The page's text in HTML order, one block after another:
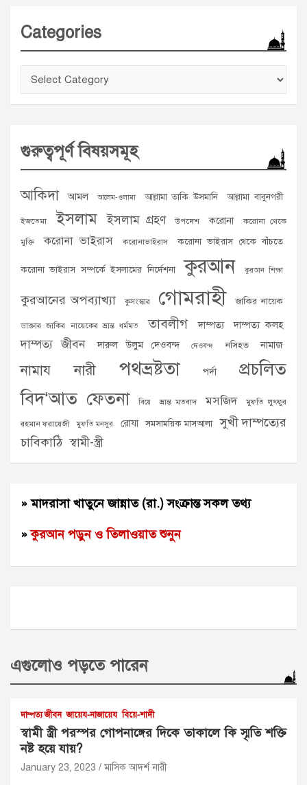
Categories
Categories
গুরুত্বপূর্ণ বিষয়সমূহ
আকিদা আমল আলেম-ওলামা আল্লামা তাকি উসমানি আল্লামা বাবুনগরী
ইজতেমা ইসলাম ইসলাম গ্রহণ উপদেশ করোনা করোনা থেকে
মুক্তি করোনা ভাইরাস করোনাভাইরাস করোনা ভাইরাস থেকে বাঁচতে
করোনা ভাইরাস সম্পর্কে ইসলামের নির্দেশনা কুরআন কুরআন শিক্ষা
কুরআনের অপব্যাখ্যা কুসংস্কার গোমরাহী জাকির নায়েক
ডাক্তার জাকির নায়েকের ভ্রান্ত ধর্মমত তাবলীগ দাম্পত্য দাম্পত্য কলহ
দাম্পত্য জীবন দারুল উলুম দেওবন্দ দেওবন্দ নসিহত নামাজ
নামায নারী পথভ্রষ্টতা পর্দা
প্রচলিত
বিদ‘আত ফেতনা বিয়ে ভ্রান্ত মতবাদ মসজিদ মুফতি লুৎফুর
রহমান ফরায়েজী মুফতি মনসুর রোযা সমসাময়িক মাসআলা
সুখী দাম্পত্যের
চাবিকাঠি স্বামী-স্ত্রী
» মাদরাসা খাতুনে জান্নাত (রা.) সংক্রান্ত সকল তথ্য
» কুরআন পড়ুন ও তিলাওয়াত শুনুন
এগুলোও পড়তে পারেন
দাম্পত্য জীবন জায়েয-নাজায়েয বিয়ে-শাদী
স্বামী স্ত্রী পরস্পর গোপনাঙ্গের দিকে তাকালে কি স্মৃতি শক্তি
নষ্ট হয়ে যায়?
January 23, 2023 মাসিক আদর্শ নারী